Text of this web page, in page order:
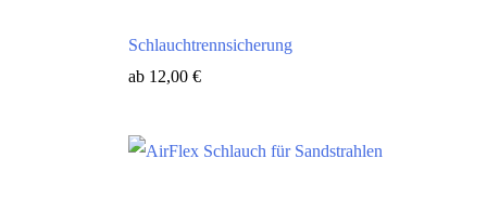
Schlauchtrennsicherung
ab 12,00 €